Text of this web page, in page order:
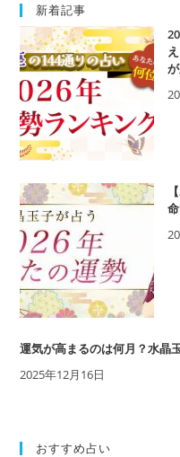
新着記事
運気が高まるのは何月？水晶
2025年12月16日
おすすめ占い